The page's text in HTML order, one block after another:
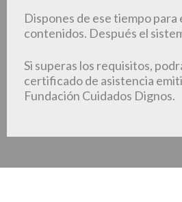
Dispones de ese tiempo para
contenidos. Después el
Si superas los requisitos,
certificado de asistencia
Fundación Cuidados Dignos.